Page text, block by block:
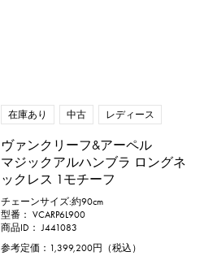
在庫あり 中古 レディース
ヴァンクリーフ&アーペル
マジックアルハンブラ ロングネ
ックレス 1モチーフ
チェーンサイズ:約90cm
型番： VCARP6L900
商品ID： J441083
参考定価： 1,399,200円（税込）